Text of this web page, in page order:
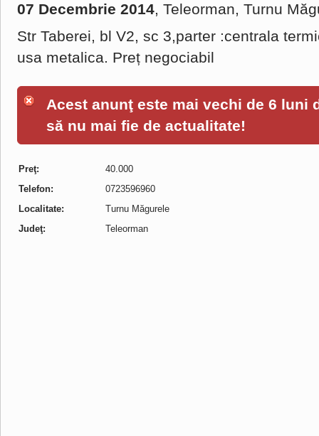
07 Decembrie 2014, Teleorman, Turnu
Str Taberei, bl V2, sc 3,parter :centrala
usa metalica. Preț negociabil
Acest anunţ este mai vechi de 6 luni
să nu mai fie de actualitate!
Preţ:
40.000
Telefon:
0723596960
Localitate:
Turnu Măgurele
Judeţ:
Teleorman